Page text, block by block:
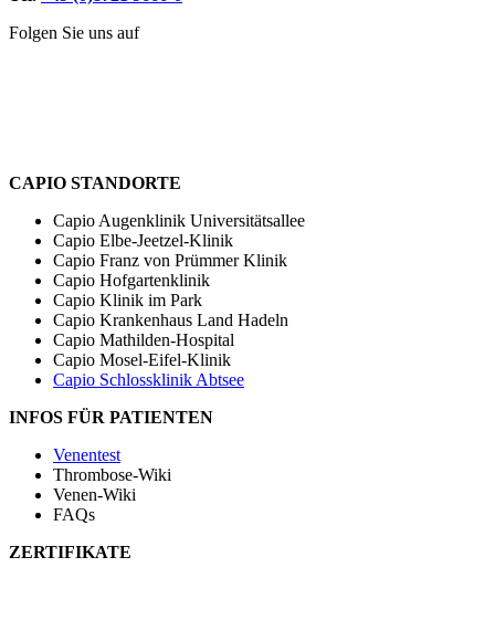
Folgen Sie uns auf
CAPIO STANDORTE
Capio Augenklinik Universitätsallee
Capio Elbe-Jeetzel-Klinik
Capio Franz von Prümmer Klinik
Capio Hofgartenklinik
Capio Klinik im Park
Capio Krankenhaus Land Hadeln
Capio Mathilden-Hospital
Capio Mosel-Eifel-Klinik
Capio Schlossklinik Abtsee
INFOS FÜR PATIENTEN
Venentest
Thrombose-Wiki
Venen-Wiki
FAQs
ZERTIFIKATE